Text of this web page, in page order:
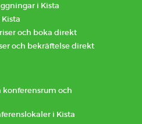
i Kista
och boka direkt
och bekräftelse direkt
och
i Kista